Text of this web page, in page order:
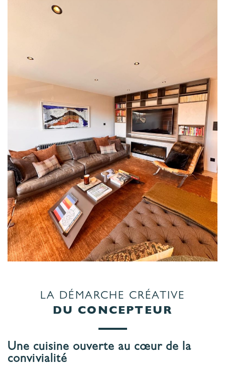
LA DÉMARCHE CRÉATIVE
DU CONCEPTEUR
Une cuisine ouverte au cœur de la
convivialité